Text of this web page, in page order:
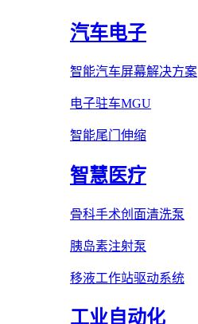
汽车电子
智能汽车屏幕解决方案
电子驻车MGU
智能尾门伸缩
智慧医疗
骨科手术创面清洗泵
胰岛素注射泵
移液工作站驱动系统
工业自动化